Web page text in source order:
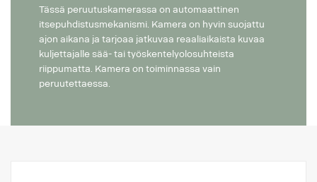
Tässä peruutuskamerassa on automaattinen
itsepuhdistusmekanismi. Kamera on hyvin suojattu
ajon aikana ja tarjoaa jatkuvaa reaaliaikaista kuvaa
kuljettajalle sää- tai työskentelyolosuhteista
riippumatta. Kamera on toiminnassa vain
peruutettaessa.